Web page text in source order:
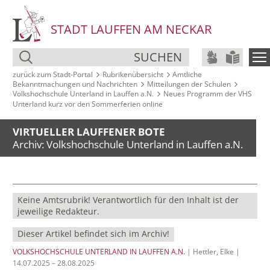
STADT LAUFFEN AM NECKAR
SUCHEN
zurück zum Stadt‑Portal Rubrikenübersicht
Amtliche
Bekanntmachungen und Nachrichten
Mitteilungen der Schulen
Volkshochschule Unterland in Lauffen a.N.
Neues Programm der VHS
Unterland kurz vor den Sommerferien online
VIRTUELLER LAUFFENER BOTE
Archiv: Volkshochschule Unterland in Lauffen a.N.
Keine Amtsrubrik! Verantwortlich für den Inhalt ist der
jeweilige Redakteur.
Dieser Artikel befindet sich im Archiv!
VOLKSHOCHSCHULE UNTERLAND IN LAUFFEN A.N. | Hettler, Elke |
14.07.2025 – 28.08.2025